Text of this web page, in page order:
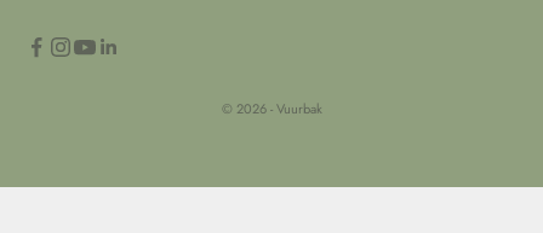
© 2026 - Vuurbak